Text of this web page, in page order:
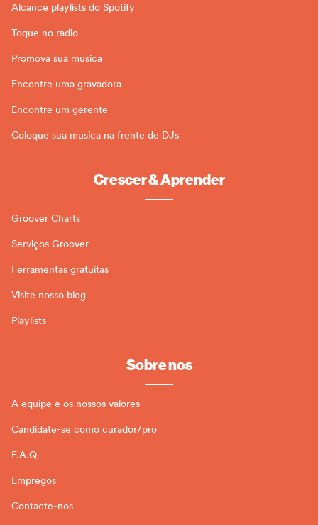
Alcance playlists do Spotify
Toque no radio
Promova sua musica
Encontre uma gravadora
Encontre um gerente
Coloque sua musica na frente de DJs
Crescer & Aprender
Groover Charts
Serviços Groover
Ferramentas gratuitas
Visite nosso blog
Playlists
Sobre nos
A equipe e os nossos valores
Candidate-se como curador/pro
F.A.Q.
Empregos
Contacte-nos